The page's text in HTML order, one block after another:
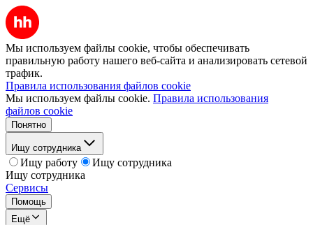
Мы используем файлы cookie, чтобы обеспечивать
правильную работу нашего веб-сайта и анализировать сетевой
трафик.
Правила использования файлов cookie
Мы используем файлы cookie. Правила использования
файлов cookie
Понятно
Ищу сотрудника
Ищу работу
Ищу сотрудника
Ищу сотрудника
Сервисы
Помощь
Ещё